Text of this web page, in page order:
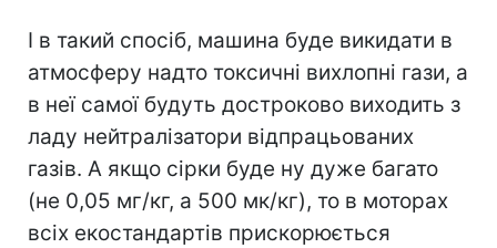
І в такий спосіб, машина буде викидати в
атмосферу надто токсичні вихлопні гази, а
в неї самої будуть достроково виходить з
ладу нейтралізатори відпрацьованих
газів. А якщо сірки буде ну дуже багато
(не 0,05 мг/кг, а 500 мк/кг), то в моторах
всіх екостандартів прискорюється